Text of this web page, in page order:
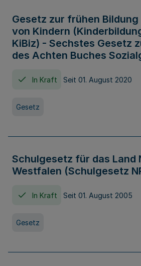
Gesetz zur frühen Bildung
von Kindern
KiBiz) - Sechstes Gesetz
des Achten Buches
In Kraft Seit 01. August 2020
Gesetz
Schulgesetz für das Land
Westfalen (Schulgesetz
In Kraft Seit 01. August 2005
Gesetz